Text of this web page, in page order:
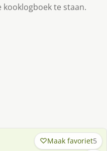
te staan.
Maak favoriet5